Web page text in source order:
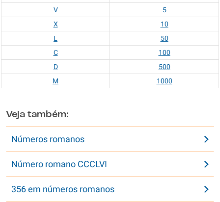
V
5
X
10
L
50
C
100
D
500
M
1000
Veja também:
Números romanos
Número romano CCCLVI
356 em números romanos